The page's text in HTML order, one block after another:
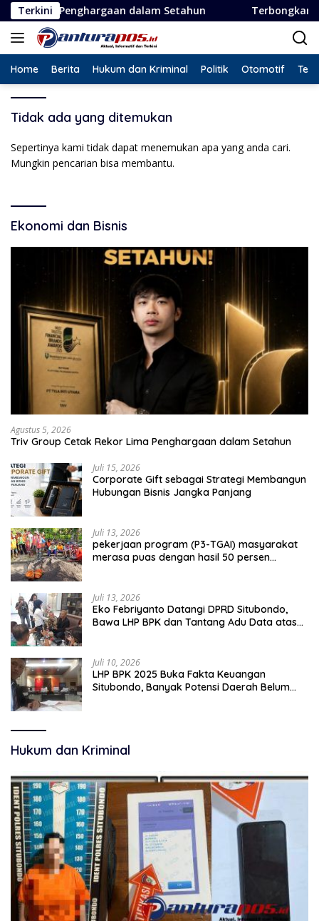
Langsung
ke
konten
Terkini
Penghargaan dalam Setahun Terbongkar! Dugaan
Home Berita Hukum dan Kriminal Politik Otomotif
Tidak ada yang ditemukan
Sepertinya kami tidak dapat menemukan apa yang anda cari.
Mungkin pencarian bisa membantu.
Ekonomi dan Bisnis
Agustus 5, 2026
Triv Group Cetak Rekor Lima Penghargaan dalam Setahun
Juli 15, 2026
Corporate Gift sebagai Strategi Membangun
Hubungan Bisnis Jangka Panjang
Juli 13, 2026
pekerjaan program (P3-TGAI) masyarakat
merasa puas dengan hasil 50 persen
Juli 13, 2026
Eko Febriyanto Datangi DPRD Situbondo,
Bawa LHP BPK dan Tantang Adu Data atas
Juli 10, 2026
LHP BPK 2025 Buka Fakta Keuangan
Situbondo, Banyak Potensi Daerah Belum
Hukum dan Kriminal